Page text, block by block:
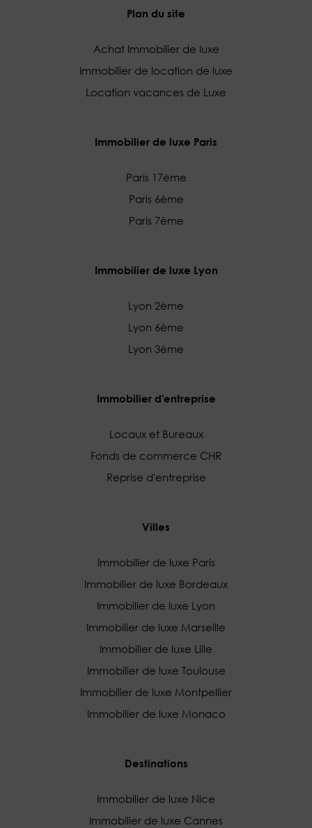
Plan du site
Achat Immobilier de luxe
Immobilier de location de luxe
Location vacances de Luxe
Immobilier de luxe Paris
Paris 17ème
Paris 6ème
Paris 7ème
Immobilier de luxe Lyon
Lyon 2ème
Lyon 6ème
Lyon 3ème
Immobilier d'entreprise
Locaux et Bureaux
Fonds de commerce CHR
Reprise d'entreprise
Villes
Immobilier de luxe Paris
Immobilier de luxe Bordeaux
Immobilier de luxe Lyon
Immobilier de luxe Marseille
Immobilier de luxe Lille
Immobilier de luxe Toulouse
Immobilier de luxe Montpellier
Immobilier de luxe Monaco
Destinations
Immobilier de luxe Nice
Immobilier de luxe Cannes